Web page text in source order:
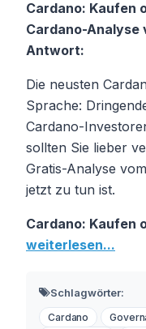
Cardano: Kaufen
Cardano-Analyse
Antwort:
Die neusten
Sprache:
Cardano-
sollten Sie lieber
Gratis-Analyse
jetzt zu tun ist.
Cardano: Kaufen
weiterlesen...
Schlagwörter:
Cardano